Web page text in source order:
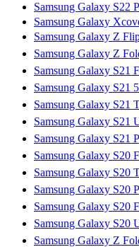
Samsung Galaxy S22
Samsung Galaxy
Samsung Galaxy Z
Samsung Galaxy Z
Samsung Galaxy S21
Samsung Galaxy S21
Samsung Galaxy S21
Samsung Galaxy S21
Samsung Galaxy S21
Samsung Galaxy S20
Samsung Galaxy S20
Samsung Galaxy S20
Samsung Galaxy S20
Samsung Galaxy S20
Samsung Galaxy Z